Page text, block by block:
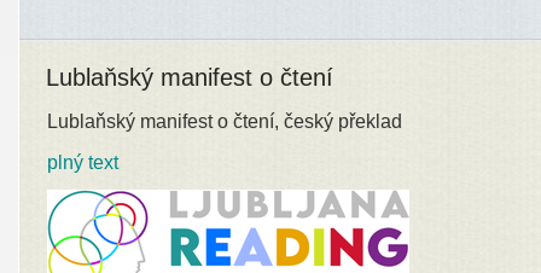
Lublaňský manifest o čtení
Lublaňský manifest o čtení, český překlad
plný text